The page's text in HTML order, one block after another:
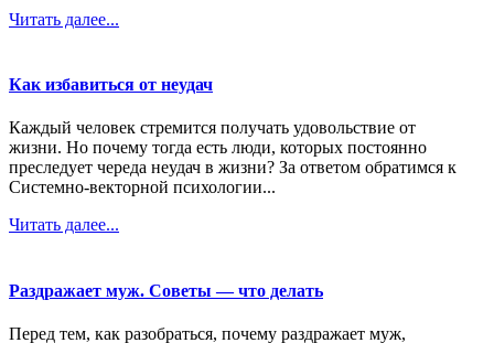
Читать далее...
Как избавиться от неудач
Каждый человек стремится получать удовольствие от
жизни. Но почему тогда есть люди, которых постоянно
преследует череда неудач в жизни? За ответом обратимся к
Системно-векторной психологии...
Читать далее...
Раздражает муж. Советы — что делать
Перед тем, как разобраться, почему раздражает муж,